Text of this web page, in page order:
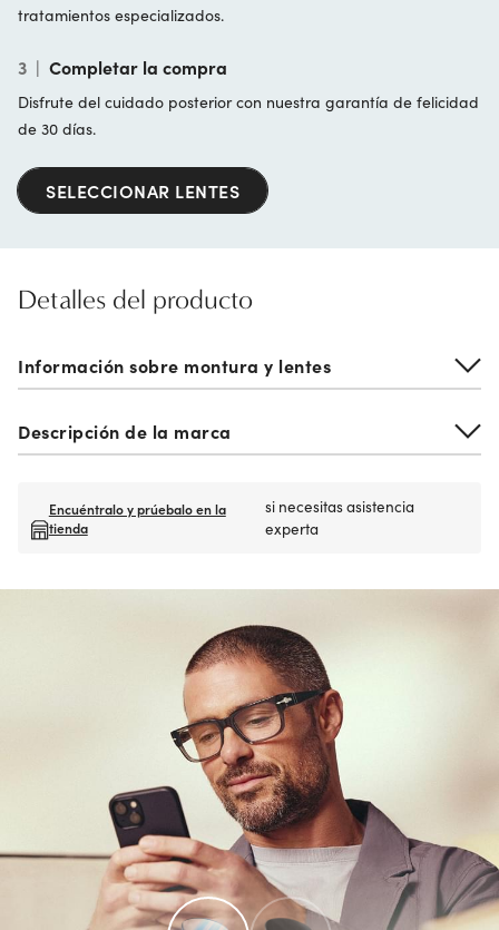
tratamientos especializados.
3 | Completar la compra
Disfrute del cuidado posterior con nuestra garantía de felicidad
de 30 días.
SELECCIONAR LENTES
Detalles del producto
Información sobre montura y lentes
Descripción de la marca
Encuéntralo y prúebalo en la
tienda
si necesitas asistencia
experta